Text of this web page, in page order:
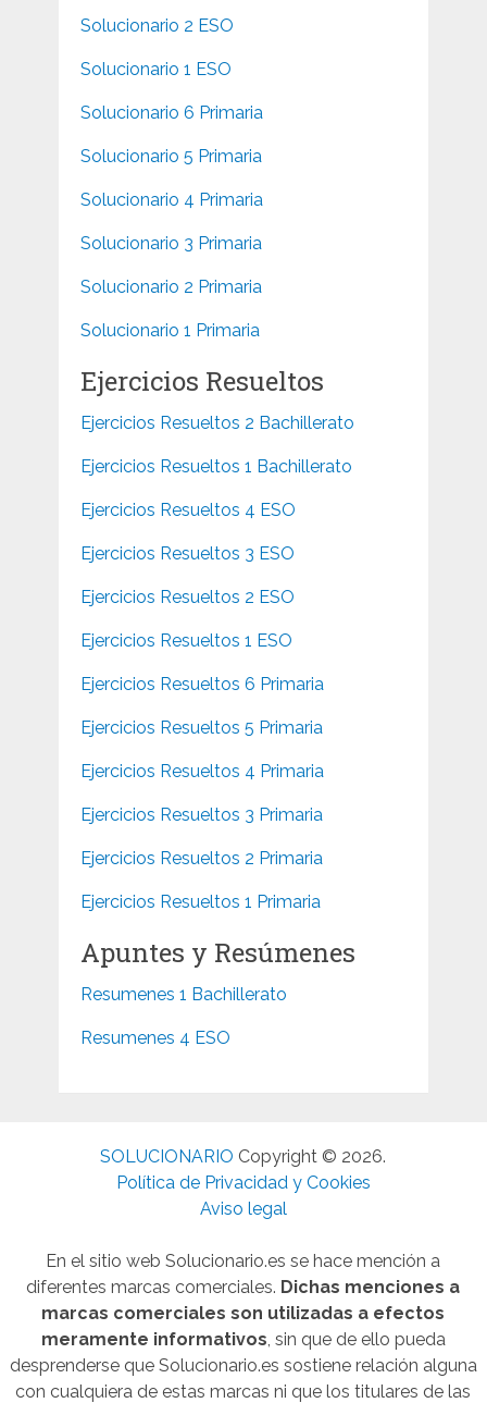
Solucionario 2 ESO
Solucionario 1 ESO
Solucionario 6 Primaria
Solucionario 5 Primaria
Solucionario 4 Primaria
Solucionario 3 Primaria
Solucionario 2 Primaria
Solucionario 1 Primaria
Ejercicios Resueltos
Ejercicios Resueltos 2 Bachillerato
Ejercicios Resueltos 1 Bachillerato
Ejercicios Resueltos 4 ESO
Ejercicios Resueltos 3 ESO
Ejercicios Resueltos 2 ESO
Ejercicios Resueltos 1 ESO
Ejercicios Resueltos 6 Primaria
Ejercicios Resueltos 5 Primaria
Ejercicios Resueltos 4 Primaria
Ejercicios Resueltos 3 Primaria
Ejercicios Resueltos 2 Primaria
Ejercicios Resueltos 1 Primaria
Apuntes y Resúmenes
Resumenes 1 Bachillerato
Resumenes 4 ESO
SOLUCIONARIO Copyright © 2026.
Política de Privacidad y Cookies
Aviso legal
En el sitio web Solucionario.es se hace mención a
diferentes marcas comerciales. Dichas menciones a
marcas comerciales son utilizadas a efectos
meramente informativos, sin que de ello pueda
desprenderse que Solucionario.es sostiene relación alguna
con cualquiera de estas marcas ni que los titulares de las